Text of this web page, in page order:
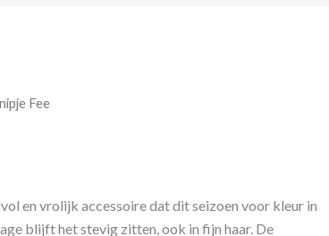
Fee
en vrolijk accessoire dat dit seizoen voor kleur in
blijft het stevig zitten, ook in fijn haar. De